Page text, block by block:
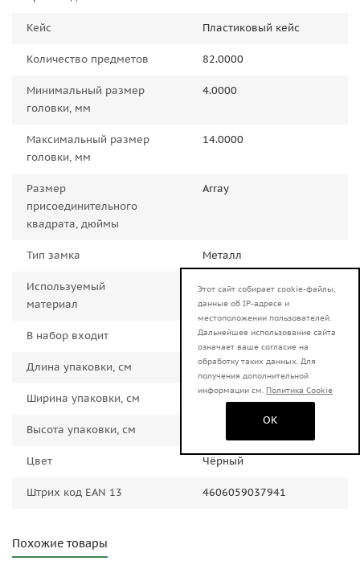
Кейс Пластиковый кейс
Количество предметов 82.0000
Минимальный размер
головки, мм
4.0000
Максимальный размер
головки, мм
14.0000
Размер
присоединительного
квадрата, дюймы
Array
Тип замка Металл
Используемый
материал
Хромованадиевая сталь
В набор входит ключи
Длина упаковки, см 44.0000
Ширина упаковки, см 12.0000
Высота упаковки, см
Цвет Чёрный
Штрих код EAN 13 4606059037941
Похожие товары
Этот сайт собирает cookie-файлы,
данные об IP-адресе и
местоположении пользователей.
Дальнейшее использование сайта
означает ваше согласие на
обработку таких данных. Для
получения дополнительной
информации см. Политика Cookie
OK